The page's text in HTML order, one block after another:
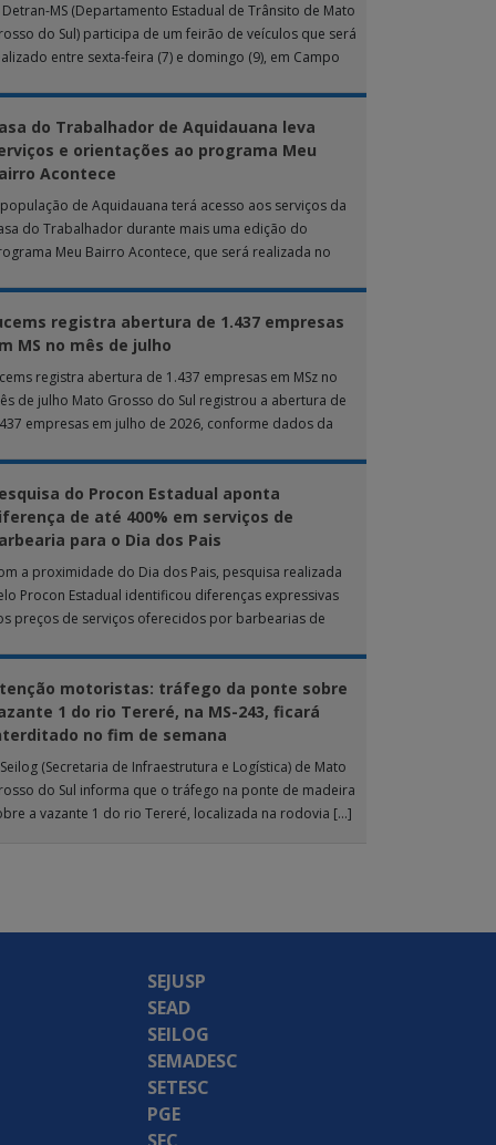
Detran-MS (Departamento Estadual de Trânsito de Mato
do Sul) participa de um feirão de veículos que será
entre sexta-feira (7) e domingo (9), em Campo
do Trabalhador de Aquidauana leva
e orientações ao programa Meu
Acontece
de Aquidauana terá acesso aos serviços da
do Trabalhador durante mais uma edição do
Meu Bairro Acontece, que será realizada no
registra abertura de 1.437 empresas
MS no mês de julho
registra abertura de 1.437 empresas em MSz no
de julho Mato Grosso do Sul registrou a abertura de
empresas em julho de 2026, conforme dados da
do Procon Estadual aponta
de até 400% em serviços de
para o Dia dos Pais
a proximidade do Dia dos Pais, pesquisa realizada
Procon Estadual identificou diferenças expressivas
preços de serviços oferecidos por barbearias de
motoristas: tráfego da ponte sobre
1 do rio Tereré, na MS-243, ficará
no fim de semana
(Secretaria de Infraestrutura e Logística) de Mato
do Sul informa que o tráfego na ponte de madeira
a vazante 1 do rio Tereré, localizada na rodovia […]
SEJUSP
SEAD
SEILOG
SEMADESC
SETESC
PGE